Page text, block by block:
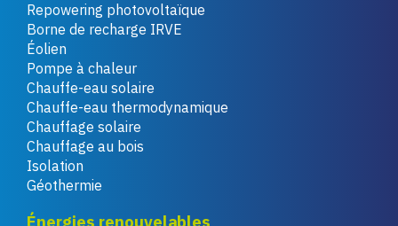
Repowering photovoltaïque
Borne de recharge IRVE
Éolien
Pompe à chaleur
Chauffe-eau solaire
Chauffe-eau thermodynamique
Chauffage solaire
Chauffage au bois
Isolation
Géothermie
Énergies renouvelables